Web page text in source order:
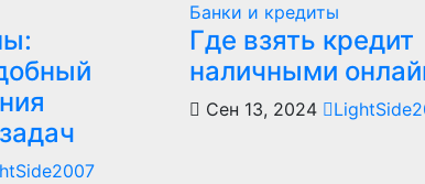
Банки и кредиты
Где взять кредит
наличными
Сен 13, 2024